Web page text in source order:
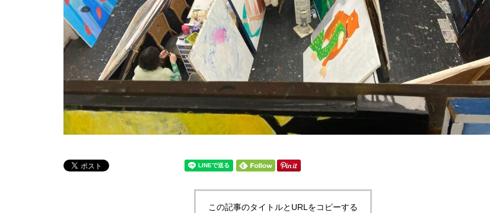
（ポプラ）進む高齢化 自分の
スキルで老後を守る
（ポプラ）不正転売の違法性
この記事のタイトルとURLをコピーする